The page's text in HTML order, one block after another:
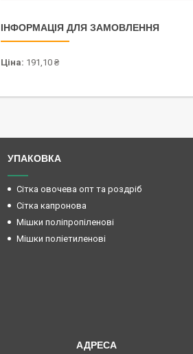
ІНФОРМАЦІЯ ДЛЯ ЗАМОВЛЕННЯ
Ціна: 191,10 ₴
УПАКОВКА
Сітка овочева опт та роздріб
Сітка капронова
Мішки поліпропіленові
Мішки поліетиленові